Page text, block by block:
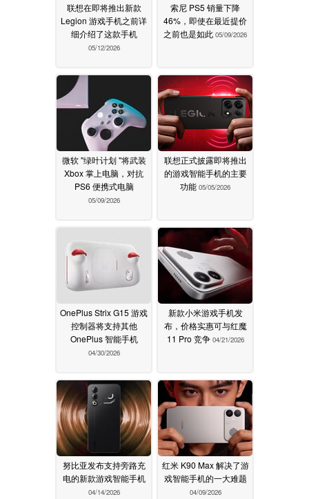
联想在即将推出新款
Legion 游戏手机之前详
细介绍了这款手机
05/12/2026
索尼 PS5 销量下降
46%，即使在最近提价
之前也是如此 05/09/2026
微软 "绿叶计划 "将武装
Xbox 掌上电脑，对抗
PS6 便携式电脑
05/09/2026
联想正式披露即将推出
的游戏智能手机的主要
功能 05/05/2026
OnePlus Strix G15 游戏
控制器将支持其他
OnePlus 智能手机
04/30/2026
新款小米游戏手机发
布，价格实惠可与红魔
11 Pro 竞争 04/21/2026
努比亚发布支持旁路充
电的新款游戏智能手机
04/14/2026
红米 K90 Max 解决了游
戏智能手机的一大难题
04/09/2026